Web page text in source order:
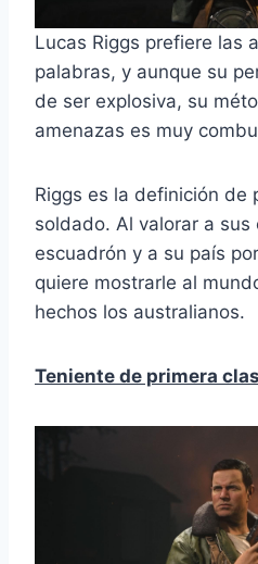
Lucas Riggs prefiere las
palabras, y aunque su
de ser explosiva, su
amenazas es muy
Riggs es la definición de
soldado. Al valorar a sus
escuadrón y a su país
quiere mostrarle al
hechos los australianos.
Teniente de primera